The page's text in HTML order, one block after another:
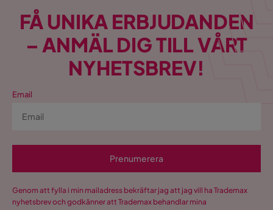
FÅ UNIKA ERBJUDANDEN
– ANMÄL DIG TILL VÅRT
NYHETSBREV!
Email
Prenumerera
Genom att fylla i min mailadress bekräftar jag att jag vill ha Trademax
nyhetsbrev och godkänner att Trademax behandlar mina